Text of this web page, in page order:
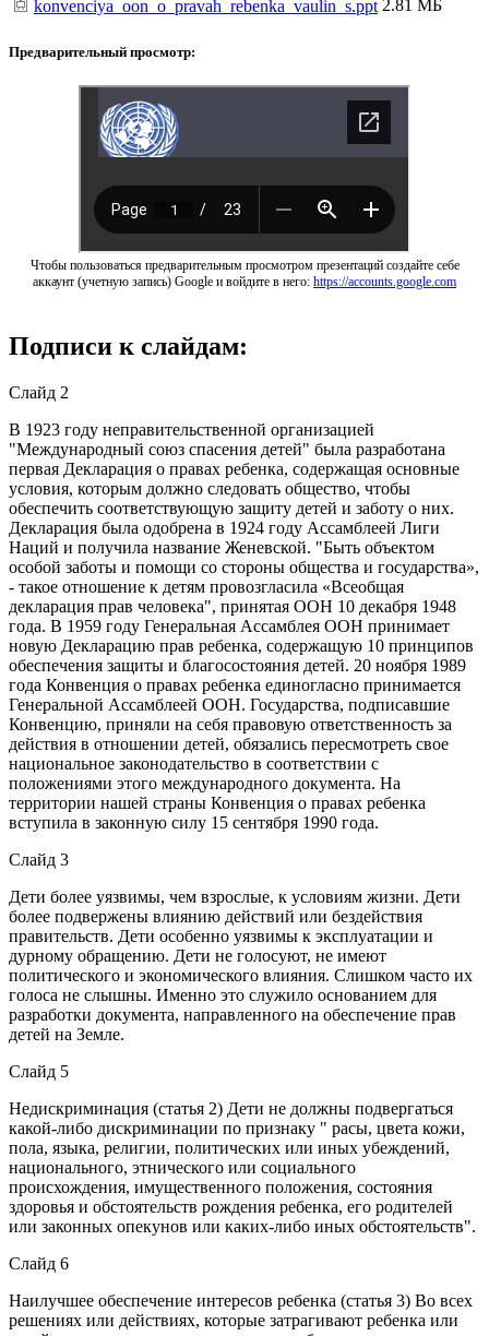
konvenciya_oon_o_pravah_rebenka_vaulin_s.ppt 2.81 МБ
Предварительный просмотр:
Чтобы пользоваться предварительным просмотром презентаций создайте себе
аккаунт (учетную запись) Google и войдите в него: https://accounts.google.com
Подписи к слайдам:
Слайд 2
В 1923 году неправительственной организацией
"Международный союз спасения детей" была разработана
первая Декларация о правах ребенка, содержащая основные
условия, которым должно следовать общество, чтобы
обеспечить соответствующую защиту детей и заботу о них.
Декларация была одобрена в 1924 году Ассамблеей Лиги
Наций и получила название Женевской. "Быть объектом
особой заботы и помощи со стороны общества и государства»,
- такое отношение к детям провозгласила «Всеобщая
декларация прав человека", принятая ООН 10 декабря 1948
года. В 1959 году Генеральная Ассамблея ООН принимает
новую Декларацию прав ребенка, содержащую 10 принципов
обеспечения защиты и благосостояния детей. 20 ноября 1989
года Конвенция о правах ребенка единогласно принимается
Генеральной Ассамблеей ООН. Государства, подписавшие
Конвенцию, приняли на себя правовую ответственность за
действия в отношении детей, обязались пересмотреть свое
национальное законодательство в соответствии с
положениями этого международного документа. На
территории нашей страны Конвенция о правах ребенка
вступила в законную силу 15 сентября 1990 года.
Слайд 3
Дети более уязвимы, чем взрослые, к условиям жизни. Дети
более подвержены влиянию действий или бездействия
правительств. Дети особенно уязвимы к эксплуатации и
дурному обращению. Дети не голосуют, не имеют
политического и экономического влияния. Слишком часто их
голоса не слышны. Именно это служило основанием для
разработки документа, направленного на обеспечение прав
детей на Земле.
Слайд 5
Недискриминация (статья 2) Дети не должны подвергаться
какой-либо дискриминации по признаку " расы, цвета кожи,
пола, языка, религии, политических или иных убеждений,
национального, этнического или социального
происхождения, имущественного положения, состояния
здоровья и обстоятельств рождения ребенка, его родителей
или законных опекунов или каких-либо иных обстоятельств".
Слайд 6
Наилучшее обеспечение интересов ребенка (статья 3) Во всех
решениях или действиях, которые затрагивают ребенка или